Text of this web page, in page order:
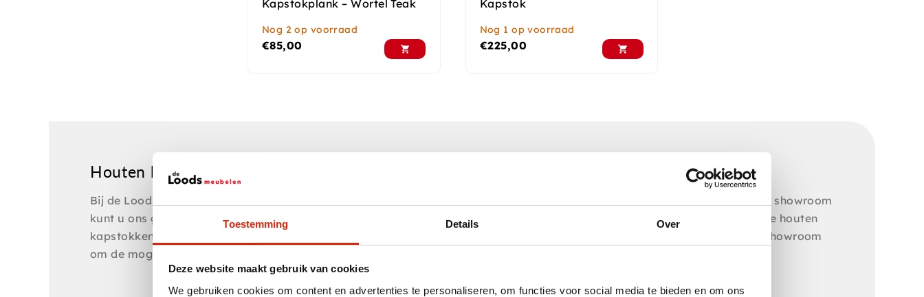
Toestemming Details Over
Deze website maakt gebruik van cookies
We gebruiken cookies om content en advertenties te personaliseren, om functies voor social media te bieden en om ons
Kapstokplank – Wortel Teak
Nog 2 op voorraad
€85,00
Kapstok
Nog 1 op voorraad
€225,00
Houten kapstokken
Bij de Loods Meubelen hebben wel een groot assortiment houten kapstokken op voorraad. Zowel online als in onze 2000m2 showroom
kunt u ons grote assortiment bekijken. Ons assortiment is voor 90% leverbaar uit voorraad zodat je snel kan genieten van de houten
kapstokken van jouw keuze. Heb je specifieke wensen dan kan maatwerk jouw wensen realiseren. Kom langs in onze onze showroom
om de mogelijkheden te bespreken en je te laten inspireren.